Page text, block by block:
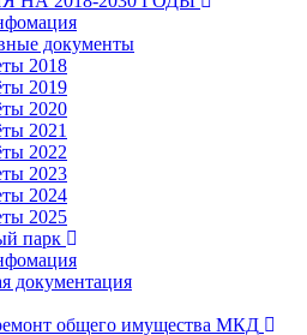
документы
2018
2019
2020
2021
2022
2023
2024
2025
парк
документация
общего имущества МКД